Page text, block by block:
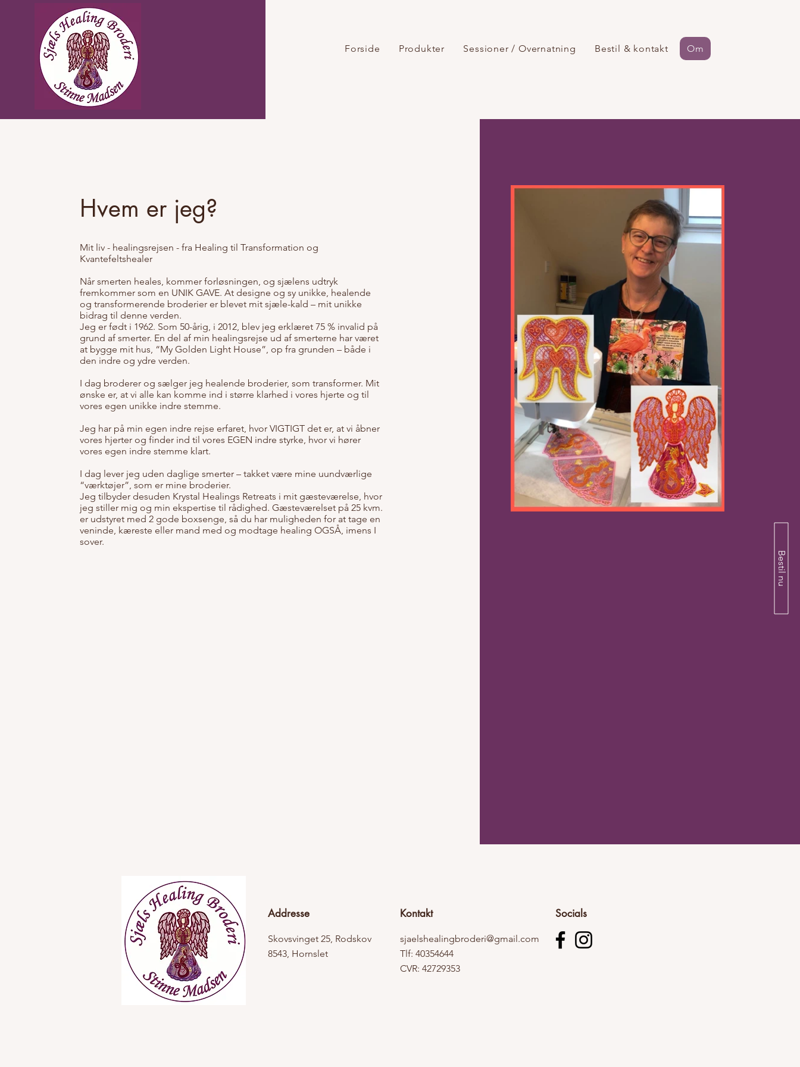
Forside Produkter Sessioner / Overnatning Bestil & kontakt Om
Bestil nu
Hvem er jeg?
Mit liv - healingsrejsen - fra Healing til Transformation og
Kvantefeltshealer
Når smerten heales, kommer forløsningen, og sjælens udtryk
fremkommer som en UNIK GAVE. At designe og sy unikke, healende
og transformerende broderier er blevet mit sjæle-kald – mit unikke
bidrag til denne verden.
Jeg er født i 1962. Som 50-årig, i 2012, blev jeg erklæret 75 % invalid på
grund af smerter. En del af min healingsrejse ud af smerterne har været
at bygge mit hus, “My Golden Light House”, op fra grunden – både i
den indre og ydre verden.
I dag broderer og sælger jeg healende broderier, som transformer. Mit
ønske er, at vi alle kan komme ind i større klarhed i vores hjerte og til
vores egen unikke indre stemme.
Jeg har på min egen indre rejse erfaret, hvor VIGTIGT det er, at vi åbner
vores hjerter og finder ind til vores EGEN indre styrke, hvor vi hører
vores egen indre stemme klart.
I dag lever jeg uden daglige smerter – takket være mine uundværlige
“værktøjer”, som er mine broderier.
Jeg tilbyder desuden Krystal Healings Retreats i mit gæsteværelse, hvor
jeg stiller mig og min ekspertise til rådighed. Gæsteværelset på 25 kvm.
er udstyret med 2 gode boxsenge, så du har muligheden for at tage en
veninde, kæreste eller mand med og modtage healing OGSÅ, imens I
sover.
Addresse
Skovsvinget 25, Rodskov
8543, Hornslet
Kontakt
sjaelshealingbroderi@gmail.com
Tlf: 40354644
CVR: 42729353
Socials